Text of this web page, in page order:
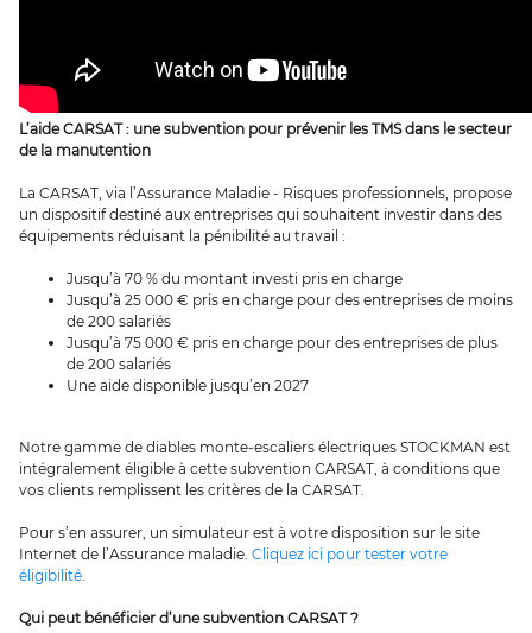
L’aide CARSAT : une subvention pour prévenir les TMS dans le secteur
de la manutention
La CARSAT, via l’Assurance Maladie - Risques professionnels, propose
un dispositif destiné aux entreprises qui souhaitent investir dans des
équipements réduisant la pénibilité au travail :
Jusqu’à 70 % du montant investi pris en charge
Jusqu’à 25 000 € pris en charge pour des entreprises de moins
de 200 salariés
Jusqu’à 75 000 € pris en charge pour des entreprises de plus
de 200 salariés
Une aide disponible jusqu’en 2027
Notre gamme de diables monte-escaliers électriques STOCKMAN est
intégralement éligible à cette subvention CARSAT, à conditions que
vos clients remplissent les critères de la CARSAT.
Pour s’en assurer, un simulateur est à votre disposition sur le site
Internet de l’Assurance maladie. Cliquez ici pour tester votre
éligibilité.
Qui peut bénéficier d’une subvention CARSAT ?